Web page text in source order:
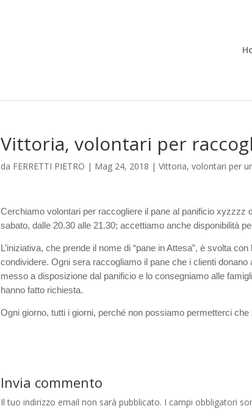
Vittoria, volontari per
da FERRETTI PIETRO | Mag 24, 2018 | Vittoria, volontari per
Cerchiamo volontari per raccogliere il pane al panificio
sabato, dalle 20.30 alle 21.30; accettiamo anche disponibilità
L’iniziativa, che prende il nome di “pane in Attesa”, è svolta
condividere. Ogni sera raccogliamo il pane che i clienti
messo a disposizione dal panificio e lo consegniamo alle
hanno fatto richiesta.
Ogni giorno, tutti i giorni, perché non possiamo permetterci
Invia commento
Il tuo indirizzo email non sarà pubblicato. I campi obbligatori